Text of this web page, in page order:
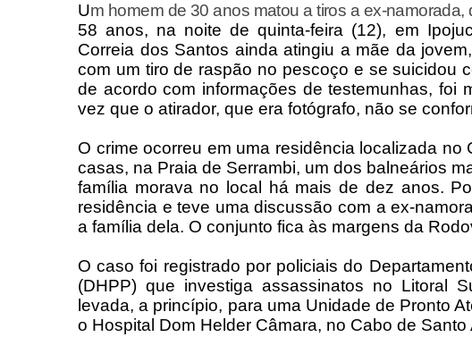
Um homem de 30 anos matou a tiros a ex-
58 anos, na noite de quinta-feira (12), em
Correia dos Santos ainda atingiu a mãe da
com um tiro de raspão no pescoço e se suicidou
de acordo com informações de testemunhas, foi
vez que o atirador, que era fotógrafo, não se
O crime ocorreu em uma residência localizada
casas, na Praia de Serrambi, um dos balneários
família morava no local há mais de dez anos.
residência e teve uma discussão com a ex-
a família dela. O conjunto fica às margens da
O caso foi registrado por policiais do
(DHPP) que investiga assassinatos no Litoral
levada, a princípio, para uma Unidade de Pronto
o Hospital Dom Helder Câmara, no Cabo de